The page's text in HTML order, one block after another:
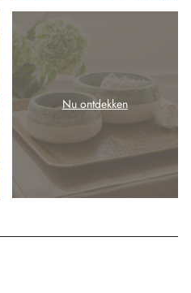
Nu ontdekken